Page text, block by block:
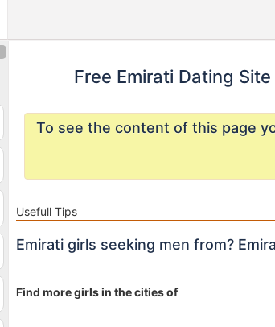
Free Emirati Dating
To see the content of this page
Usefull Tips
Emirati girls seeking men from?
Find more girls in the cities of